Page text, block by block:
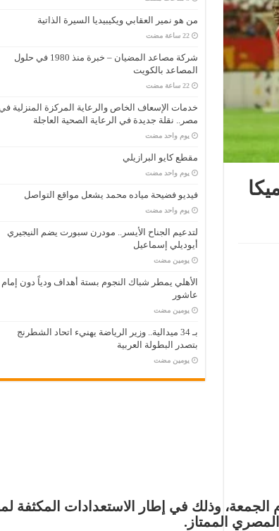
الجمعة، وذلك في إطار الاستعدادات المكثفة
الممتاز.
من هو نمير العقابي ويكيبيديا السيرة الذاتية
‏22 ساعة مضت
شركة مصاعد المضيان – خبرة منذ 1980 في حلول
المصاعد بالكويت
‏22 ساعة مضت
خدمات الإسعاف الخاص والرعاية المركزة المنزلية في
مصر.. نقلة جديدة في الرعاية الصحية العاجلة
‏يوم واحد مضت
مقطع كايو البرازيلي
‏يوم واحد مضت
فيديو فضيحة مياده محمد يشعل مواقع التواصل
‏يوم واحد مضت
لتدعيم الجناح الأيسر.. مودرن سبورت يضم النيجيري
أيوديلي إسماعيل
‏يومين مضت
الأهلي يمطر شباك النجوم بستة أهداف ودياً دون إمام
عاشور
‏يومين مضت
بـ 34 ميدالية.. وزير الرياضة يهنيء اتحاد الشطرنج
بتصدر البطولة العربية
‏يومين مضت